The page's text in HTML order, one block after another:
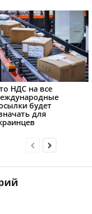
НДС на все
будет
для